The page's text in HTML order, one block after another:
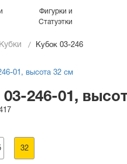
Фигурки и
Статуэтки
Кубки Кубок 03-246
03-246-01,
32